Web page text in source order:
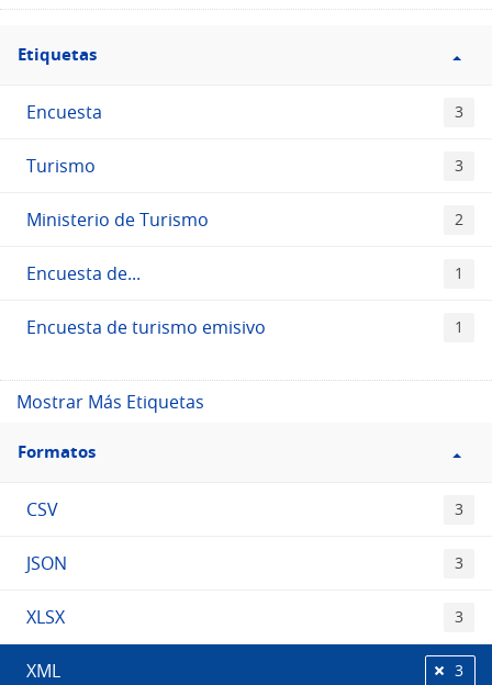
Filtro
Etiquetas
Etiquetas
Encuesta 3
Turismo 3
Ministerio de Turismo 2
Encuesta de... 1
Encuesta de turismo emisivo 1
Mostrar Más Etiquetas
Filtro
Formatos
Formatos
CSV 3
JSON 3
XLSX 3
XML 3